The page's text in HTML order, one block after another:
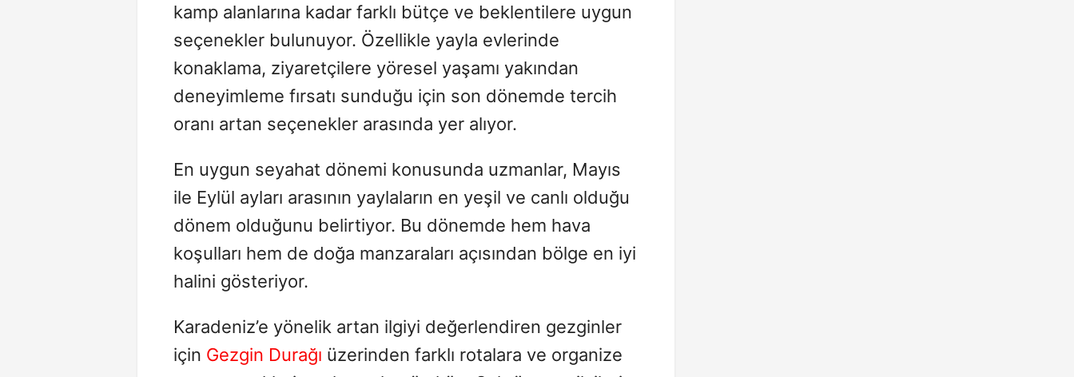
kamp alanlarına kadar farklı bütçe ve beklentilere uygun
seçenekler bulunuyor. Özellikle yayla evlerinde
konaklama, ziyaretçilere yöresel yaşamı yakından
deneyimleme fırsatı sunduğu için son dönemde tercih
oranı artan seçenekler arasında yer alıyor.
En uygun seyahat dönemi konusunda uzmanlar, Mayıs
ile Eylül ayları arasının yaylaların en yeşil ve canlı olduğu
dönem olduğunu belirtiyor. Bu dönemde hem hava
koşulları hem de doğa manzaraları açısından bölge en iyi
halini gösteriyor.
Karadeniz’e yönelik artan ilgiyi değerlendiren gezginler
için Gezgin Durağı üzerinden farklı rotalara ve organize